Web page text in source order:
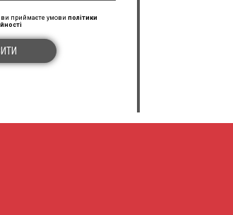
приймаєте умови політики